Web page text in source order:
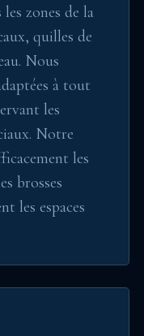
zones de la
quilles de
Nous
à tout
les
Notre
les
brosses
les espaces